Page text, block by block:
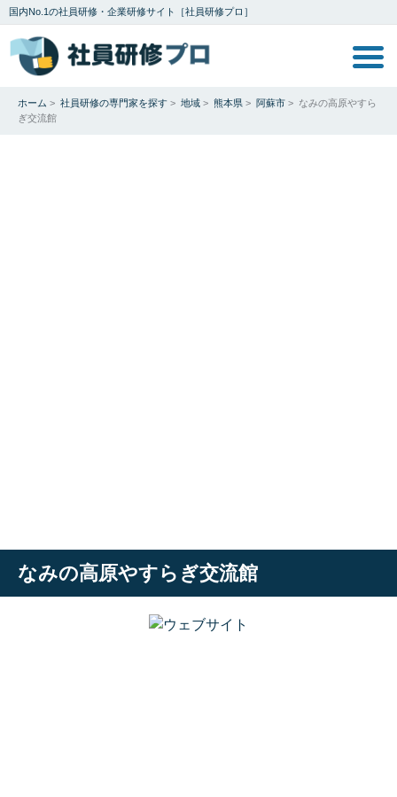
国内No.1の社員研修・企業研修サイト［社員研修プロ］
ホーム > 社員研修の専門家を探す > 地域 > 熊本県 > 阿蘇市 > なみの高原やすら
ぎ交流館
なみの高原やすらぎ交流館